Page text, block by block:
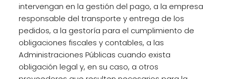
intervengan en la gestión del pago, a la empresa
responsable del transporte y entrega de los
pedidos, a la gestoría para el cumplimiento de
obligaciones fiscales y contables, a las
Administraciones Públicas cuando exista
obligación legal y, en su caso, a otros